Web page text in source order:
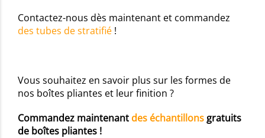
Contactez-nous dès maintenant et commandez
des tubes de stratifié !
Vous souhaitez en savoir plus sur les formes de
nos boîtes pliantes et leur finition ?
Commandez maintenant des échantillons gratuits
de boîtes pliantes !